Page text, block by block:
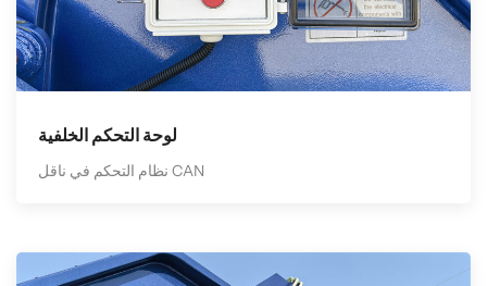
لوحة التحكم الخلفية
نظام التحكم في ناقل CAN